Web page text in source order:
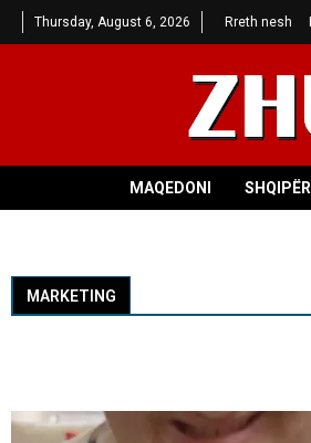
Thursday, August 6, 2026 Rreth nesh
MAQEDONI SHQIPËRI
MARKETING